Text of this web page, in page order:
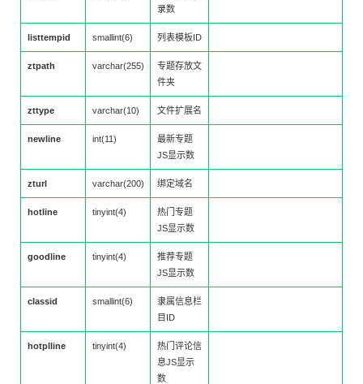
录数
listtempid smallint(6) 列表模板ID
ztpath varchar(255)
专题存放文
件夹
zttype varchar(10) 文件扩展名
newline int(11)
最新专题
JS显示数
zturl varchar(200) 绑定域名
hotline tinyint(4)
热门专题
JS显示数
goodline tinyint(4)
推荐专题
JS显示数
classid smallint(6)
隶属信息栏
目ID
hotplline tinyint(4)
热门评论信
息JS显示
数